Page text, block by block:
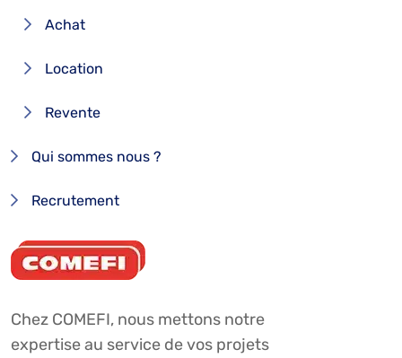
Achat
Location
Revente
Qui sommes nous ?
Recrutement
Chez COMEFI, nous mettons notre
expertise au service de vos projets